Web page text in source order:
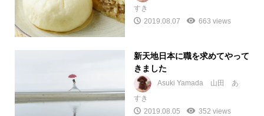
すき
2019.08.07
663 views
新天地日本に職を求めてやって
きました
Asuki Yamada 山田 あ
すき
2019.08.05
352 views